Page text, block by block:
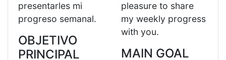
presentarles mi
progreso semanal.
OBJETIVO
PRINCIPAL
pleasure to share
my weekly progress
with you.
MAIN GOAL